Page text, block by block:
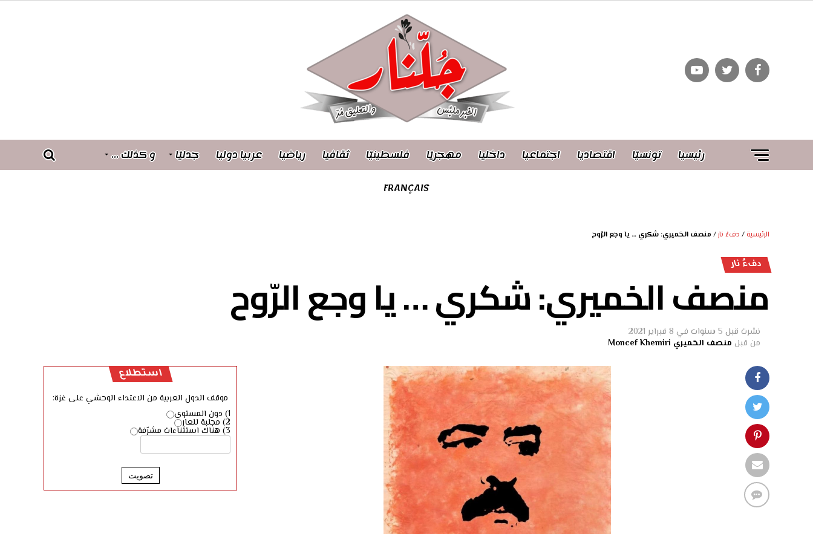
رئيسيا تونسيّا اقتصاديا اجتماعيا داخليا مهجريّا فلسطينيّا ثقافيا رياضيا عربيا دوليا جدليّا
و كذلك …
FRANÇAIS
الرئيسية / دفءُ نار/ منصف الخميري: شكري … يا وجع الرّوح
دفءُ نار
منصف الخميري: شكري … يا وجع الرّوح
نشرت قبل 5 سنوات في 8 فبراير 2021
من قبل منصف الخميري Moncef Khemiri
استطلاع
موقف الدول العربية من الاعتداء الوحشي على غزة:
1) دون المستوى
2) مجلبة للعار
3) هناك استثناءات مشرّفة
تصويت